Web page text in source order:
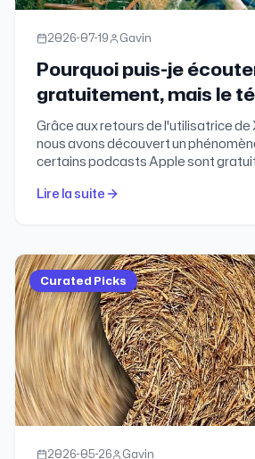
2026-07-19 Gavin
Pourquoi puis-je
gratuitement, mais le
dit "Téléchargement
Grâce aux retours de l'utilisatrice de
nous avons découvert un
certains podcasts Apple sont
plusieurs jours d'enquête, nous
Lire la suite
Curated Picks
2026-05-26 Gavin